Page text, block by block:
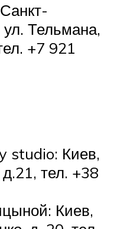
Тельмана,
+7 921
studio: Киев,
тел. +38
Киев,